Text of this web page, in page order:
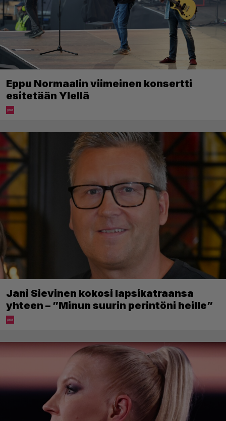
Eppu Normaalin viimeinen konsertti
esitetään Ylellä
Jani Sievinen kokosi lapsikatraansa
yhteen – ”Minun suurin perintöni heille”